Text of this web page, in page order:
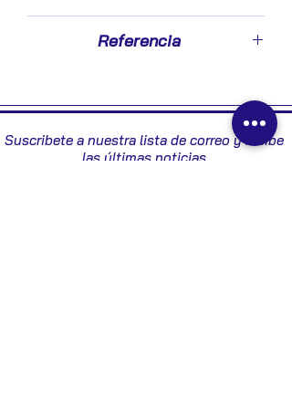
Referencia
Suscribete a nuestra lista de correo y recibe
las últimas noticias